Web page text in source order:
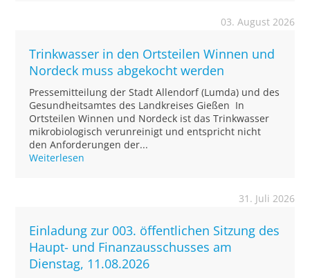
03. August 2026
Trinkwasser in den Ortsteilen Winnen und
Nordeck muss abgekocht werden
Pressemitteilung der Stadt Allendorf (Lumda) und des
Gesundheitsamtes des Landkreises Gießen In
Ortsteilen Winnen und Nordeck ist das Trinkwasser
mikrobiologisch verunreinigt und entspricht nicht
den Anforderungen der...
Weiterlesen
31. Juli 2026
Einladung zur 003. öffentlichen Sitzung des
Haupt- und Finanzausschusses am
Dienstag, 11.08.2026